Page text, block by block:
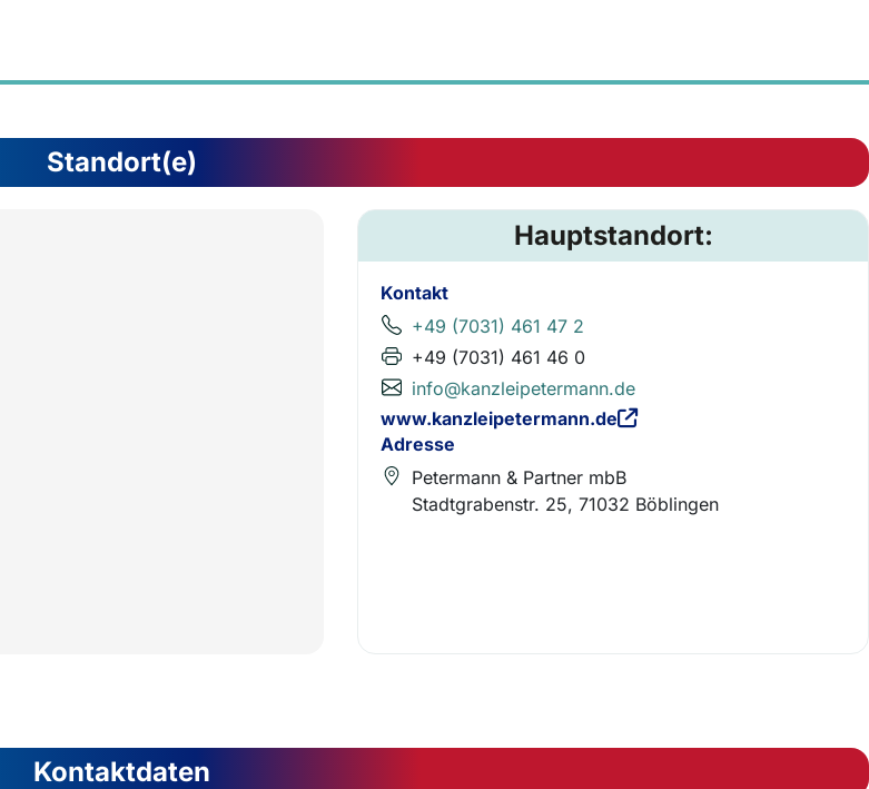
Standort(e)
Hauptstandort:
Kontakt
+49 (7031) 461 47 2
+49 (7031) 461 46 0
info@kanzleipetermann.de
www.kanzleipetermann.de
Adresse
Petermann & Partner mbB
Stadtgrabenstr. 25, 71032 Böblingen
Kontaktdaten